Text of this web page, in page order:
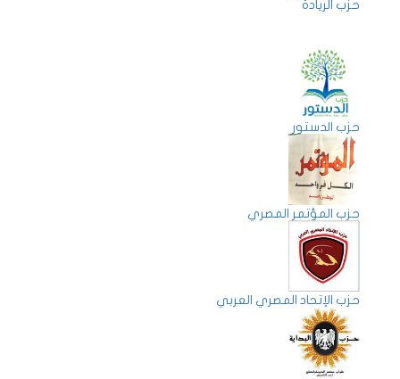
حزب الريادة
حزب الدستور
حزب المؤتمر المصري
حزب الإتحاد المصري العربي